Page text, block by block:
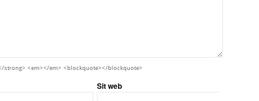
strong> <em></em> <blockquote></blockquote>
Sit web